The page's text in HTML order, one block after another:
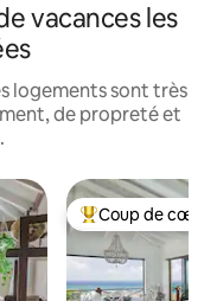
vacances les
logements sont très
de propreté et
Coups de cœur
Coup de cœur